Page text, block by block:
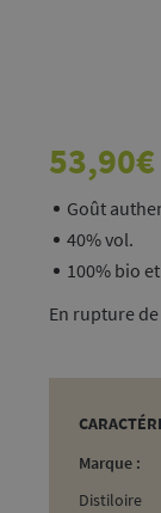
53,90€
Goût
40% vol.
100% bio
rupture
Marque :
Distiloire